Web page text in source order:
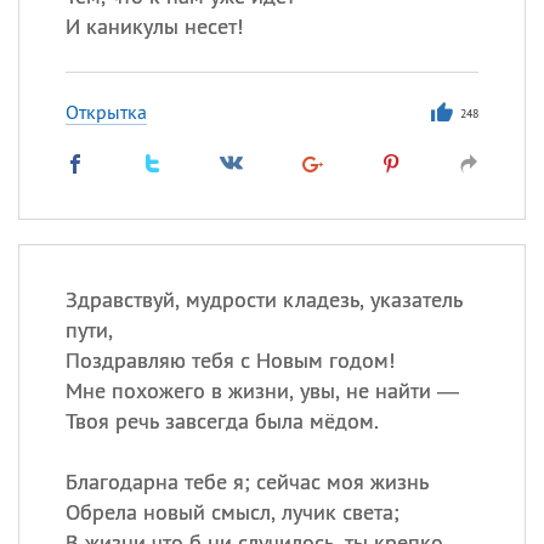
И каникулы несет!
Открытка 248
Здравствуй, мудрости кладезь, указатель
пути,
Поздравляю тебя с Новым годом!
Мне похожего в жизни, увы, не найти —
Твоя речь завсегда была мёдом.
Благодарна тебе я; сейчас моя жизнь
Обрела новый смысл, лучик света;